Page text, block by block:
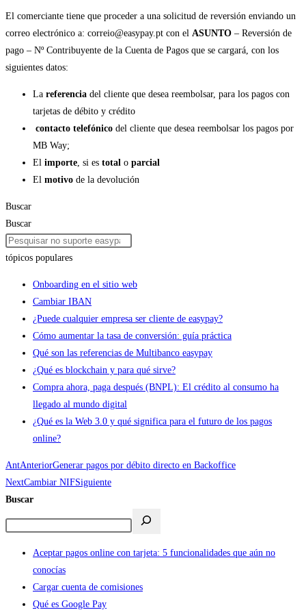
El comerciante tiene que proceder a una solicitud de reversión enviando un
correo electrónico a: correio@easypay.pt con el ASUNTO – Reversión de
pago – Nº Contribuyente de la Cuenta de Pagos que se cargará, con los
siguientes datos:
La referencia del cliente que desea reembolsar, para los pagos con
tarjetas de débito y crédito
contacto telefónico del cliente que desea reembolsar los pagos por
MB Way;
El importe, si es total o parcial
El motivo de la devolución
Buscar
Buscar
tópicos populares
Onboarding en el sitio web
Cambiar IBAN
¿Puede cualquier empresa ser cliente de easypay?
Cómo aumentar la tasa de conversión: guía práctica
Qué son las referencias de Multibanco easypay
¿Qué es blockchain y para qué sirve?
Compra ahora, paga después (BNPL): El crédito al consumo ha
llegado al mundo digital
¿Qué es la Web 3.0 y qué significa para el futuro de los pagos
online?
AntAnteriorGenerar pagos por débito directo en Backoffice
NextCambiar NIFSiguiente
Buscar
Aceptar pagos online con tarjeta: 5 funcionalidades que aún no
conocías
Cargar cuenta de comisiones
Qué es Google Pay